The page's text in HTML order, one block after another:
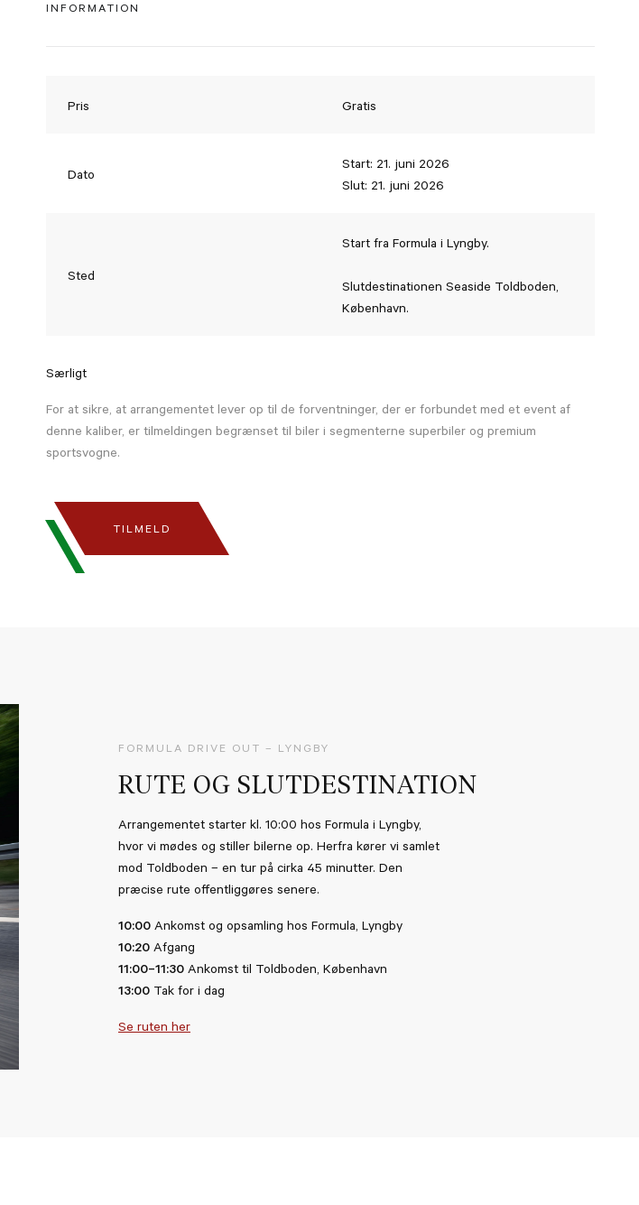
INFORMATION
Pris Gratis
Dato
Start: 21. juni 2026
Slut: 21. juni 2026
Sted
Start fra Formula i Lyngby.
Slutdestinationen Seaside Toldboden,
København.
Særligt
For at sikre, at arrangementet lever op til de forventninger, der er forbundet med et event af
denne kaliber, er tilmeldingen begrænset til biler i segmenterne superbiler og premium
sportsvogne.
TILMELD
FORMULA DRIVE OUT – LYNGBY
RUTE OG SLUTDESTINATION
Arrangementet starter kl. 10:00 hos Formula i Lyngby,
hvor vi mødes og stiller bilerne op. Herfra kører vi samlet
mod Toldboden – en tur på cirka 45 minutter. Den
præcise rute offentliggøres senere.
10:00Ankomst og opsamling hos Formula, Lyngby
10:20Afgang
11:00–11:30Ankomst til Toldboden, København
13:00Tak for i dag
Se ruten her